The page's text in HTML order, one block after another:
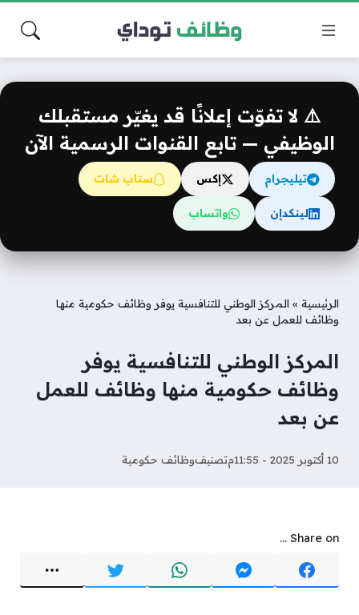
⚠️ لا تفوّت إعلانًا قد يغيّر مستقبلك
الوظيفي — تابع القنوات الرسمية الآن
تيليجرام إكس سناب شات
لينكدإن واتساب
الرئيسية » المركز الوطني للتنافسية يوفر وظائف حكومية منها
وظائف للعمل عن بعد
المركز الوطني للتنافسية يوفر
وظائف حكومية منها وظائف للعمل
عن بعد
10 أكتوبر 2025 - 11:55م تصنيفوظائف حكومية
Share on ...